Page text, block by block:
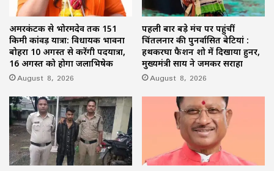
अमरकंटक से भोरमदेव तक 151
किमी कांवड़ यात्रा: विधायक भावना
बोहरा 10 अगस्त से करेंगी पदयात्रा,
16 अगस्त को होगा जलाभिषेक
August 8, 2026
पहली बार बड़े मंच पर पहुंचीं
चिंतलनार की पुनर्वासित बेटियां :
हथकरघा फैशन शो में दिखाया हुनर,
मुख्यमंत्री साय ने जमकर सराहा
August 8, 2026